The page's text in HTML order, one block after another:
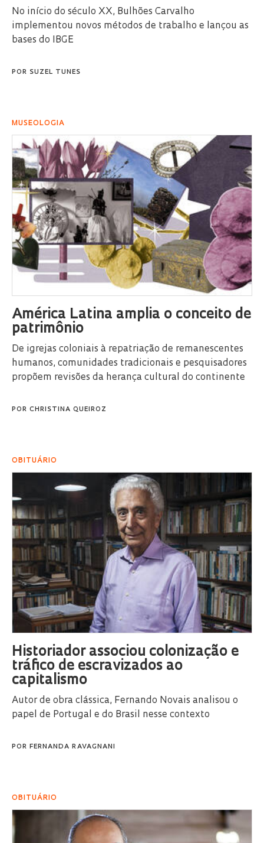
No início do século XX, Bulhões Carvalho
implementou novos métodos de trabalho e lançou as
bases do IBGE
POR SUZEL TUNES
MUSEOLOGIA
América Latina amplia o conceito de
patrimônio
De igrejas coloniais à repatriação de remanescentes
humanos, comunidades tradicionais e pesquisadores
propõem revisões da herança cultural do continente
POR CHRISTINA QUEIROZ
OBITUÁRIO
Historiador associou colonização e
tráfico de escravizados ao
capitalismo
Autor de obra clássica, Fernando Novais analisou o
papel de Portugal e do Brasil nesse contexto
POR FERNANDA RAVAGNANI
OBITUÁRIO